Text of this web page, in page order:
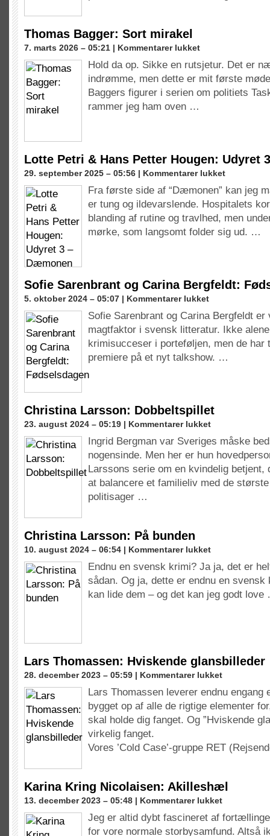
Thomas Bagger: Sort mirakel
7. marts 2026 – 05:21 | Kommentarer lukkettil
Bagger:
Sort
Hold da op. Sikke en rutsjetur. Det er
indrømme, men dette er mit første
Baggers figurer i serien om politiets
rammer jeg ham oven …
Lotte Petri & Hans Petter Hougen: Udyret
29. september 2025 – 05:56 | Kommentarer lukkettil
Petri
&
Hougen:
Dæmonen
Fra første side af “Dæmonen” kan jeg
er tung og ildevarslende. Hospitalets
blanding af rutine og travlhed, men
mørke, som langsomt folder sig ud. …
Sofie Sarenbrant og Carina Bergfeldt:
5. oktober 2024 – 05:07 | Kommentarer lukkettil
Sarenbrant
og
Fødselsdagen
Sofie Sarenbrant og Carina Bergfeldt
magtfaktor i svensk litteratur. Ikke
krimisucceser i porteføljen, men de har
premiere på et nyt talkshow. …
Christina Larsson: Dobbeltspillet
23. august 2024 – 05:19 | Kommentarer lukkettil
Larsson:
Dobbeltspillet
Ingrid Bergman var Sveriges måske
nogensinde. Men her er hun
Larssons serie om en kvindelig betjent,
at balancere et familieliv med de
politisager …
Christina Larsson: På bunden
10. august 2024 – 06:54 | Kommentarer lukkettil
Larsson:
På
Endnu en svensk krimi? Ja ja, det er
sådan. Og ja, dette er endnu en
kan lide dem – og det kan jeg godt
Lars Thomassen: Hviskende glansbilleder
28. december 2023 – 05:59 | Kommentarer lukkettil
Thomassen:
Hviskende
glansbilleder
Lars Thomassen leverer endnu engang
bygget op af alle de rigtige elementer
skal holde dig fanget. Og ”Hviskende
virkelig fanget.
Vores ’Cold Case’-gruppe RET
Karina Kring Nicolaisen: Akilleshæl
13. december 2023 – 05:48 | Kommentarer lukkettil
Kring
Nicolaisen:
Jeg er altid dybt fascineret af
for vore normale storbysamfund. Altså